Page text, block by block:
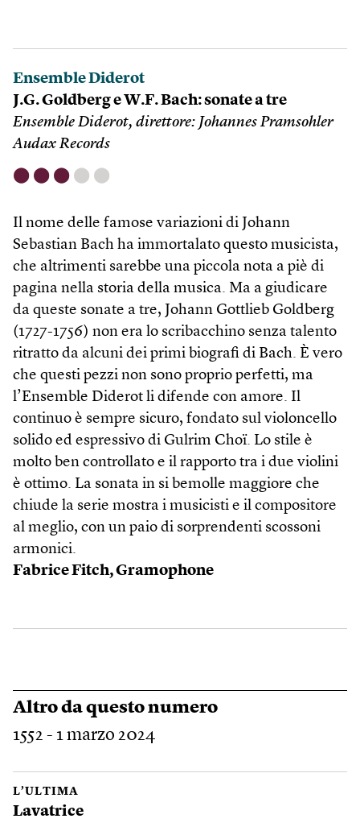
Ensemble Diderot
J.G. Goldberg e W.F. Bach: sonate a tre
Ensemble Diderot, direttore: Johannes Pramsohler
Audax Records
⬤ ⬤ ⬤ ⬤ ⬤
Il nome delle famose variazioni di Johann
Sebastian Bach ha immortalato questo musicista,
che altrimenti sarebbe una piccola nota a piè di
pagina nella storia della musica. Ma a giudicare
da queste sonate a tre, Johann Gottlieb Goldberg
(1727-1756) non era lo scribacchino senza talento
ritratto da alcuni dei primi biografi di Bach. È vero
che questi pezzi non sono proprio perfetti, ma
l’Ensemble Diderot li difende con amore. Il
continuo è sempre sicuro, fondato sul violoncello
solido ed espressivo di Gulrim Choï. Lo stile è
molto ben controllato e il rapporto tra i due violini
è ottimo. La sonata in si bemolle maggiore che
chiude la serie mostra i musicisti e il compositore
al meglio, con un paio di sorprendenti scossoni
armonici.
Fabrice Fitch, Gramophone
Altro da questo numero
1552 - 1 marzo 2024
L’ULTIMA
Lavatrice